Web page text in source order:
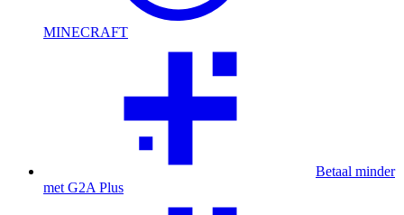
MINECRAFT
Betaal minder
met G2A Plus